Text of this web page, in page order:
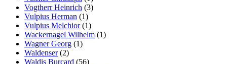
Vogtherr Heinrich (3)
Vulpius Herman (1)
Vulpius Melchior(1)
Wackernagel Wilhelm (1)
Wagner Georg (1)
Waldenser(2)
Waldis Burcard (56)